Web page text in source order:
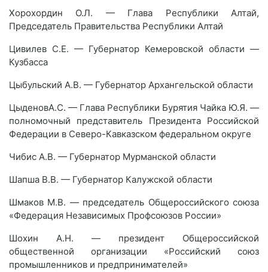
Хорохордин О.Л. — Глава Республики Алтай,
Председатель Правительства Республики Алтай
Цивилев С.Е. — Губернатор Кемеровской области —
Кузбасса
Цыбульский А.В. — Губернатор Архангельской области
ЦыденовА.С. — Глава Республики Бурятия Чайка Ю.Я. —
полномочный представитель Президента Российской
Федерации в Северо-Кавказском федеральном округе
Чибис А.В. — Губернатор Мурманской области
Шапша В.В. — Губернатор Калужской области
Шмаков М.В. — председатель Общероссийского союза
«Федерация Независимых Профсоюзов России»
Шохин А.Н. — президент Общероссийской
общественной организации «Российский союз
промышленников и предпринимателей»